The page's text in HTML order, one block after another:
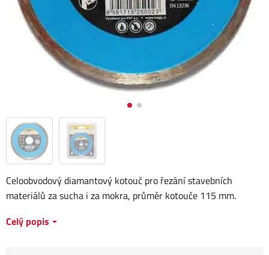
Celoobvodový diamantový kotouč pro řezání stavebních
materiálů za sucha i za mokra, průměr kotouče 115 mm.
Celý popis